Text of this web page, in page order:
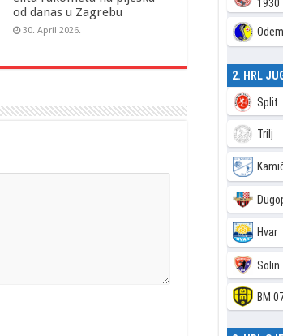
od danas u Zagrebu
30. April 2026.
1930
2. HRL
Split
Trilj
Hvar
Solin
BM